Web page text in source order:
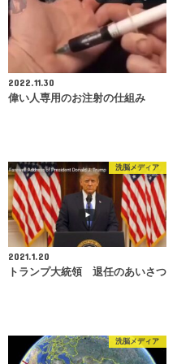
2022.11.30
偉い人専用のお注射の仕組み
洗脳メディア
2021.1.20
トランプ大統領 退任のあいさつ
洗脳メディア